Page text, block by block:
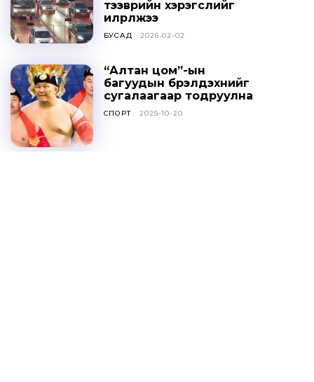
тээврийн хэрэгслийг
илрүүлжээ
БУСАД 2026-02-02
“Алтан цом”-ын
багуудын бүрэлдэхүүнийг
сугалаагаар тодруулна
СПОРТ 2025-10-20